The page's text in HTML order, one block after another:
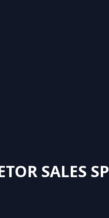
SALES SP